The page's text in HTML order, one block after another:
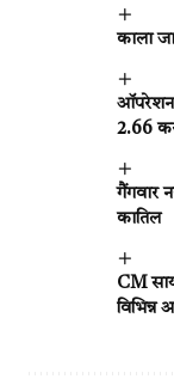
काला
ऑपरेशन
2.66
गैंगवार
कातिल
CM
विभिन्न